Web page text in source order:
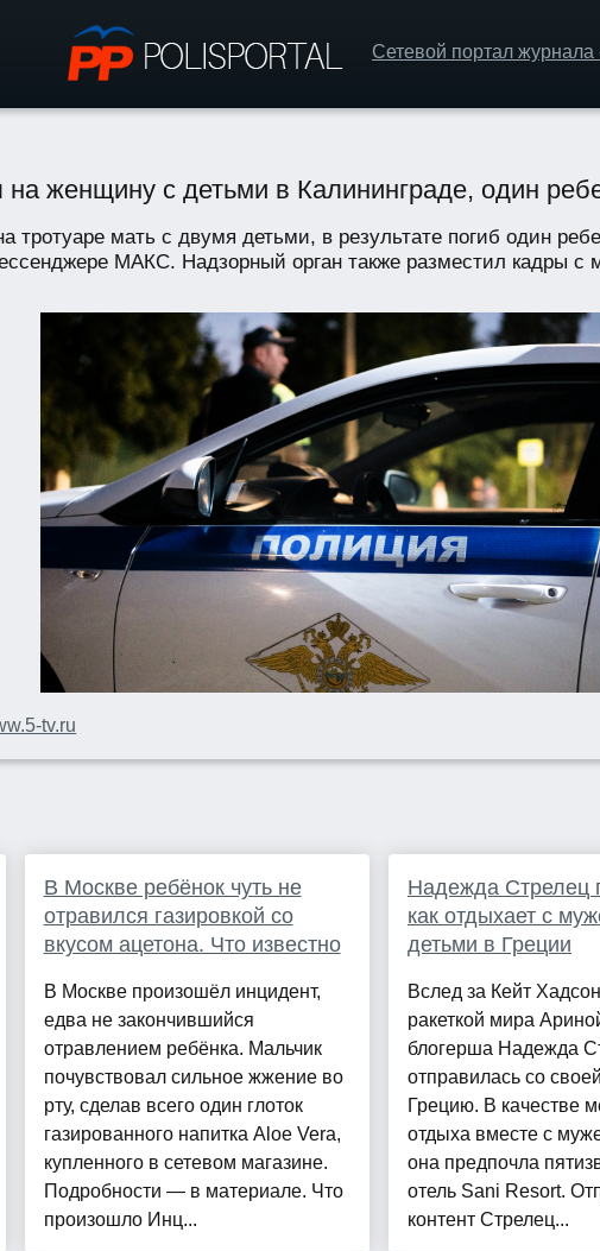
Сетевой портал
женщину с детьми в Калининграде, один
тротуаре мать с двумя детьми, в результате погиб один
МАКС. Надзорный орган также разместил кадры с
tv.ru
В Москве ребёнок чуть не
отравился газировкой со
вкусом ацетона. Что известно
В Москве произошёл инцидент,
едва не закончившийся
отравлением ребёнка. Мальчик
почувствовал сильное жжение во
рту, сделав всего один глоток
газированного напитка Aloe Vera,
купленного в сетевом магазине.
Подробности — в материале. Что
произошло Инц...
Надежда Стрелец
как отдыхает с
детьми в Греции
Вслед за Кейт
ракеткой мира
блогерша Надежда
отправилась со
Грецию. В качестве
отдыха вместе с
она предпочла
отель Sani Resort.
контент Стрелец...